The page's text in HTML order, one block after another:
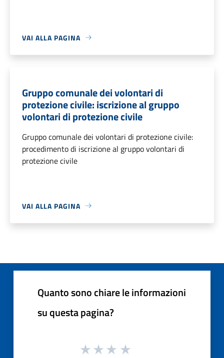
VAI ALLA PAGINA
Gruppo comunale dei volontari di
protezione civile: iscrizione al gruppo
volontari di protezione civile
Gruppo comunale dei volontari di protezione civile:
procedimento di iscrizione al gruppo volontari di
protezione civile
VAI ALLA PAGINA
Quanto sono chiare le informazioni
su questa pagina?